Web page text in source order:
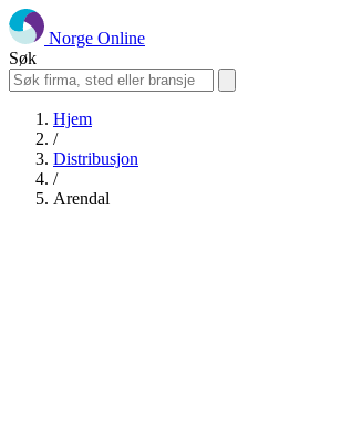
Norge Online
Søk
Hjem
/
Distribusjon
/
Arendal